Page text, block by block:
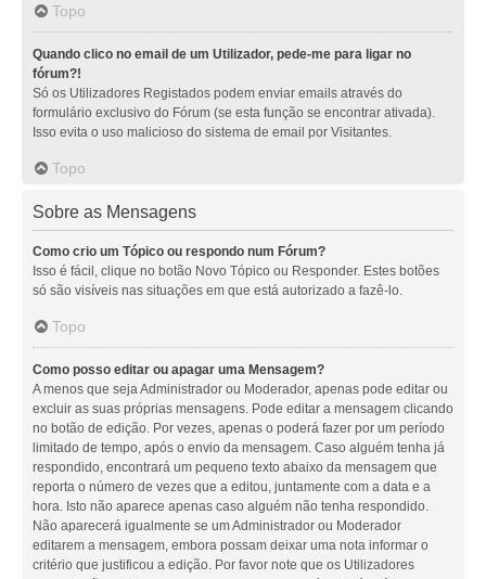
Topo
Quando clico no email de um Utilizador, pede-me para ligar no
fórum?!
Só os Utilizadores Registados podem enviar emails através do
formulário exclusivo do Fórum (se esta função se encontrar ativada).
Isso evita o uso malicioso do sistema de email por Visitantes.
Topo
Sobre as Mensagens
Como crio um Tópico ou respondo num Fórum?
Isso é fácil, clique no botão Novo Tópico ou Responder. Estes botões
só são visíveis nas situações em que está autorizado a fazê-lo.
Topo
Como posso editar ou apagar uma Mensagem?
A menos que seja Administrador ou Moderador, apenas pode editar ou
excluir as suas próprias mensagens. Pode editar a mensagem clicando
no botão de edição. Por vezes, apenas o poderá fazer por um período
limitado de tempo, após o envio da mensagem. Caso alguém tenha já
respondido, encontrará um pequeno texto abaixo da mensagem que
reporta o número de vezes que a editou, juntamente com a data e a
hora. Isto não aparece apenas caso alguém não tenha respondido.
Não aparecerá igualmente se um Administrador ou Moderador
editarem a mensagem, embora possam deixar uma nota informar o
critério que justificou a edição. Por favor note que os Utilizadores